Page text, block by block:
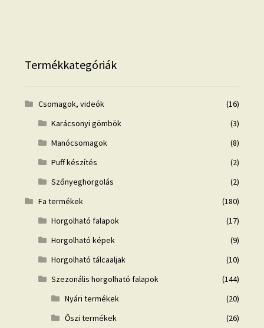
Termékkategóriák
Csomagok, videók
(16)
Karácsonyi gömbök
(3)
Manócsomagok
(8)
Puff készítés
(2)
Szőnyeghorgolás
(2)
Fa termékek
(180)
Horgolható falapok
(17)
Horgolható képek
(9)
Horgolható tálcaaljak
(10)
Szezonális horgolható falapok
(144)
Nyári termékek
(20)
Őszi termékek
(26)